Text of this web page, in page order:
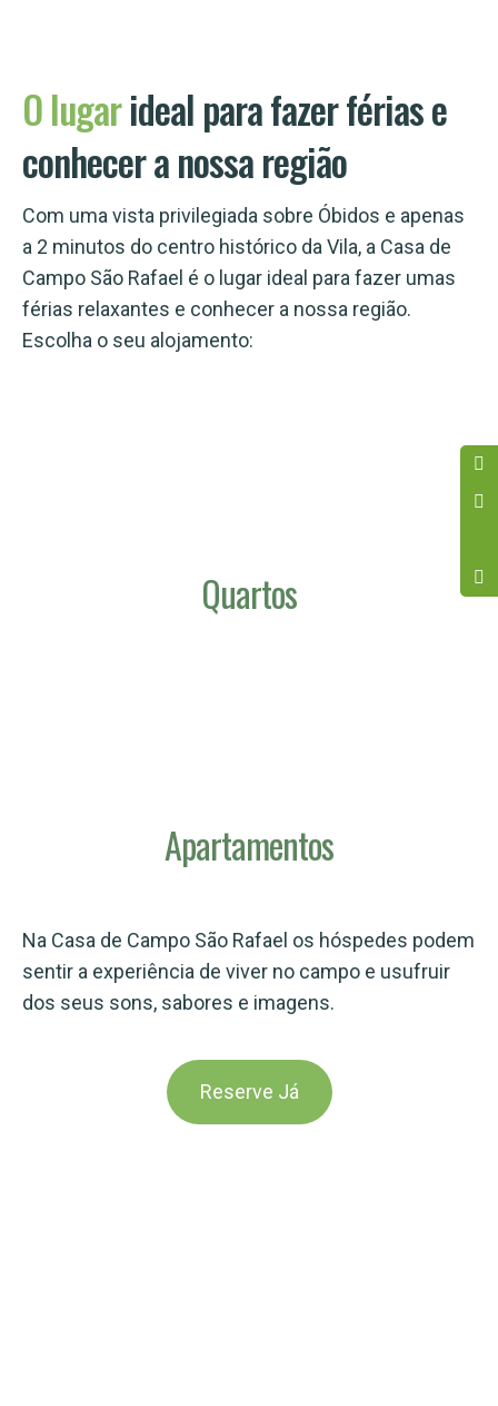
Olugarideal para fazer férias e
conhecer a nossa região
Com uma vista privilegiada sobre Óbidos e apenas
a 2 minutos do centro histórico da Vila, a Casa de
Campo São Rafael é o lugar ideal para fazer umas
férias relaxantes e conhecer a nossa região.
Escolha o seu alojamento:
Quartos
Apartamentos
Na Casa de Campo São Rafael os hóspedes podem
sentir a experiência de viver no campo e usufruir
dos seus sons, sabores e imagens.
Reserve Já